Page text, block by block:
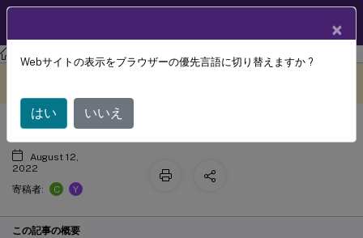
Session Recording Session Recording 2206
データベース高可用性の構成
August 12,
2022
寄稿者:
C Y
この記事の概要
×
Webサイトの表示をブラウザーの優先言語に切り替えますか ?
はい いいえ